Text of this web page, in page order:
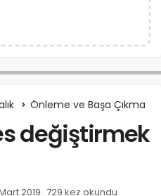
Önleme ve Başa Çıkma
değiştirmek
2019 729 kez okundu